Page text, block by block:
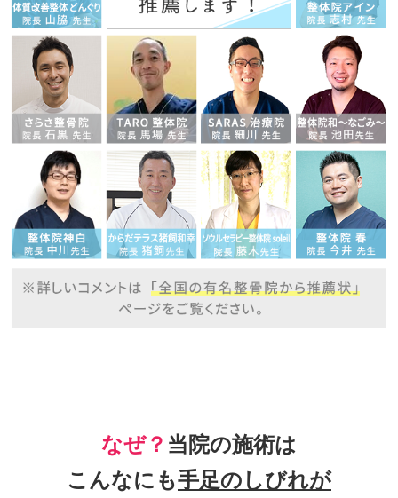
なぜ？ 当院の施術は
こんなにも手足のしびれが